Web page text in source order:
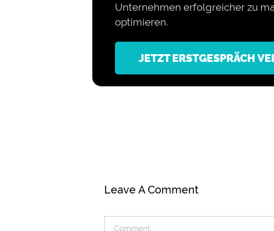
Unternehmen erfolgreicher zu
optimieren.
JETZT ERSTGESPRÄCH
Leave A Comment